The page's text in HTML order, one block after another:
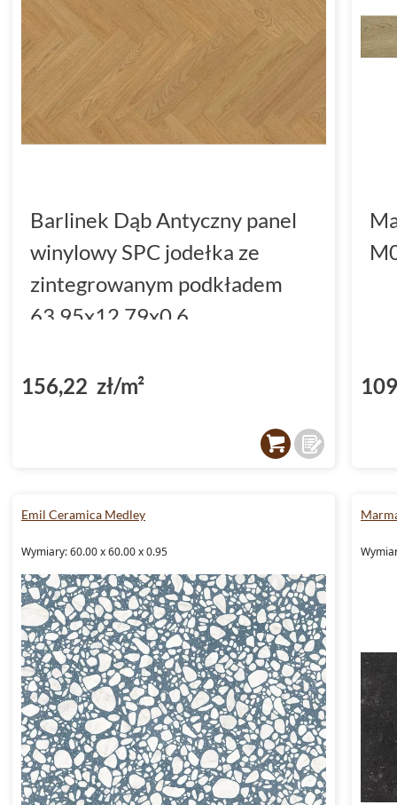
Barlinek Dąb Antyczny panel
winylowy SPC jodełka ze
zintegrowanym podkładem
63.95x12.79x0.6
156,22 zł/m²
Emil Ceramica Medley
Wymiary: 60.00 x 60.00 x 0.95